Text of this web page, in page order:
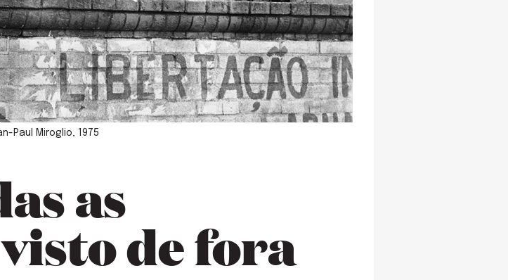
Paul Miroglio, 1975
as
de fora